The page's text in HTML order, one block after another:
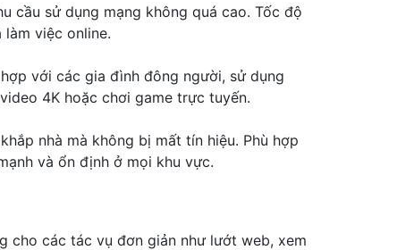
cầu sử dụng mạng không quá cao. Tốc độ
việc online.
với các gia đình đông người, sử dụng
4K hoặc chơi game trực tuyến.
nhà mà không bị mất tín hiệu. Phù hợp
và ổn định ở mọi khu vực.
cho các tác vụ đơn giản như lướt web, xem